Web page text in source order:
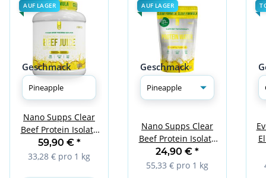
AUF LAGER
Geschmack
Nano Supps Clear
Beef Protein Isolate
Beef Juice 1800g
Pineapple
59,90 € *
33,28 € pro 1 kg
AUF LAGER
Geschmack
Nano Supps Clear
Beef Protein Isolate
Protein Water 450g
Pineapple
24,90 € *
55,33 € pro 1 kg